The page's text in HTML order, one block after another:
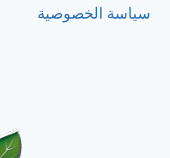
سياسة الخصوصية